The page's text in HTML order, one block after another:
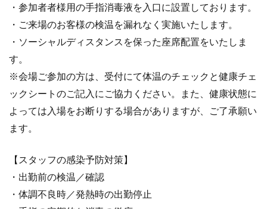
・参加者者様用の手指消毒液を入口に設置しております。
・ご来場のお客様の検温を漏れなく実施いたします。
・ソーシャルディスタンスを保った座席配置をいたしま
す。
※会場ご参加の方は、受付にて体温のチェックと健康チェ
ックシートのご記入にご協力ください。また、健康状態に
よっては入場をお断りする場合がありますが、ご了承願い
ます。
【スタッフの感染予防対策】
・出勤前の検温／確認
・体調不良時／発熱時の出勤停止